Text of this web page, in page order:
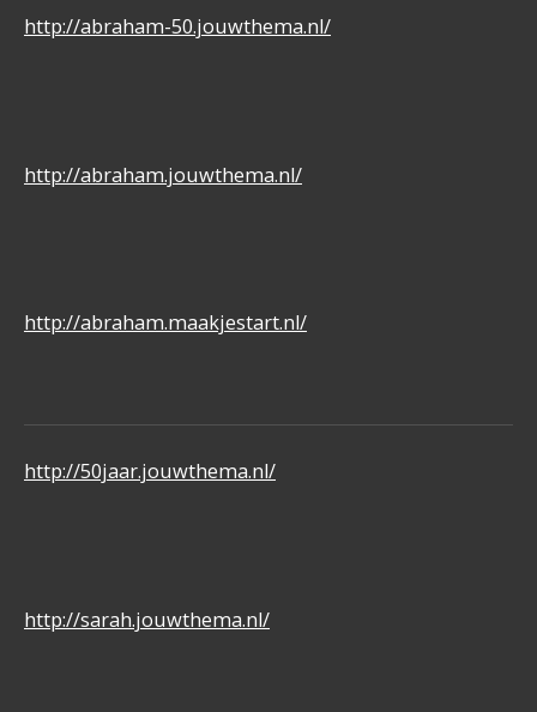
http://abraham-50.jouwthema.nl/
http://abraham.jouwthema.nl/
http://abraham.maakjestart.nl/
http://50jaar.jouwthema.nl/
http://sarah.jouwthema.nl/